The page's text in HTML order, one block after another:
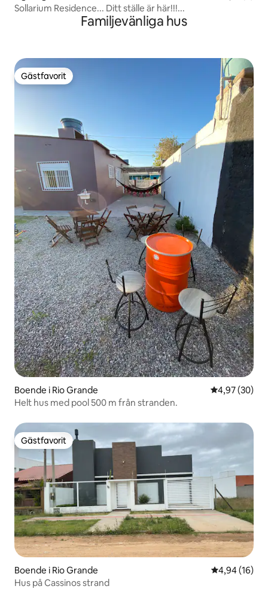
Sollarium Residence... Ditt ställe är här!!!...
Familjevänliga hus
Gästfavorit
Gästfavorit
Boende i Rio Grande 4,97 av 5 i
4,97 (30)
Helt hus med pool 500 m från stranden.
Gästfavorit
Gästfavorit
Boende i Rio Grande 4,94 av 5 i
4,94 (16)
Hus på Cassinos strand